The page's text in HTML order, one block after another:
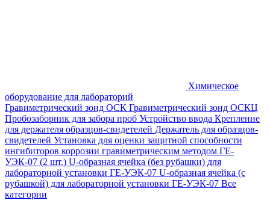
Химическое
оборудование для лабораторий
Гравиметрический зонд ОСК Гравиметрический зонд ОСКЦ
Пробозаборник для забора проб Устройство ввода Крепление
для держателя образцов-свидетелей Держатель для образцов-
свидетелей Установка для оценки защитной способности
ингибиторов коррозии гравиметрическим методом ГЕ-
УЭК-07 (2 шт.) U-образная ячейка (без рубашки) для
лабораторной установки ГЕ-УЭК-07 U-образная ячейка (с
рубашкой) для лабораторной установки ГЕ-УЭК-07 Все
категории